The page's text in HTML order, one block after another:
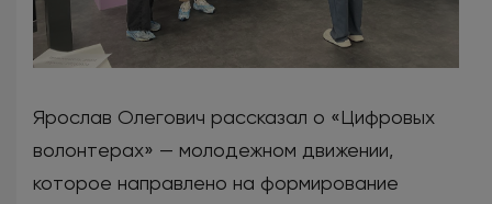
Ярослав Олегович рассказал о «Цифровых
волонтерах» — молодежном движении,
которое направлено на формирование